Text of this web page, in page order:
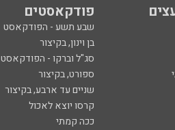
פודקאסטים
שבע תשע - הפודקאסט
בן וינון, בקיצור
סג"ל וברקו - הפודקאסט
ספורט, בקיצור
שניים עד ארבע, בקיצור
קרסו יוצא לאכול
ככה קמתי